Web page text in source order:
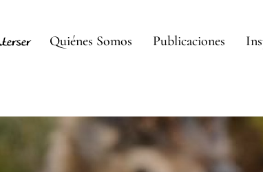
Quiénes Somos Publicaciones